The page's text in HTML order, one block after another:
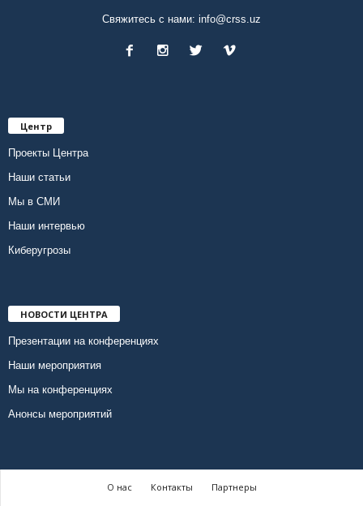
Свяжитесь с нами: info@crss.uz
Центр
Проекты Центра
Наши статьи
Мы в СМИ
Наши интервью
Киберугрозы
НОВОСТИ ЦЕНТРА
Презентации на конференциях
Наши мероприятия
Мы на конференциях
Анонсы мероприятий
О нас Контакты
Партнеры